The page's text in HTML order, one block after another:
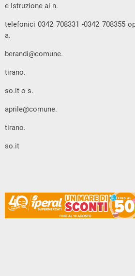
e Istruzione ai n.
telefonici 0342 708331 -0342 708355
a.
berandi@comune.
tirano.
so.it o s.
aprile@comune.
tirano.
so.it